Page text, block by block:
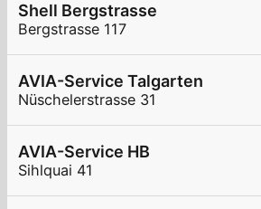
Shell Bergstrasse
Bergstrasse 117
AVIA-Service Talgarten
Nüschelerstrasse 31
AVIA-Service HB
Sihlquai 41